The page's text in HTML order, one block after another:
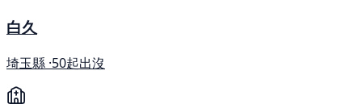
白久
埼玉縣 ·50起出沒